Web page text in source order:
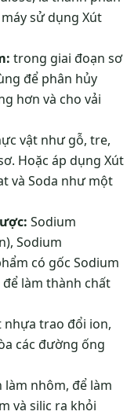
sử dụng Xút
trong giai đoạn sơ
để phân hủy
hơn và cho vải
vật như gỗ, tre,
Hoặc áp dụng Xút
và Soda như một
Sodium
Sodium
có gốc Sodium
làm thành chất
trao đổi ion,
các đường ống
nhôm, để làm
và silic ra khỏi